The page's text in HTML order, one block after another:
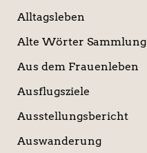
Alltagsleben
Alte Wörter Sammlung
Aus dem Frauenleben
Ausflugsziele
Ausstellungsbericht
Auswanderung